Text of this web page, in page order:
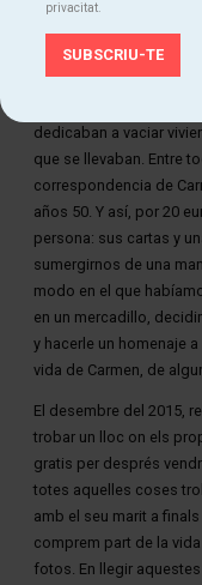
Diapositiva 1 de 1
En diciembre de 2015,
dedicaban a vaciar
que se llevaban. Entre
correspondencia de
años 50. Y así, por 20
persona: sus cartas y
sumergirnos de una
modo en el que
en un mercadillo,
y hacerle un homenaje
vida de Carmen, de
El desembre del 2015,
trobar un lloc on els
gratis per després
totes aquelles coses
amb el seu marit a
comprem part de la
fotos. En llegir
privacitat.